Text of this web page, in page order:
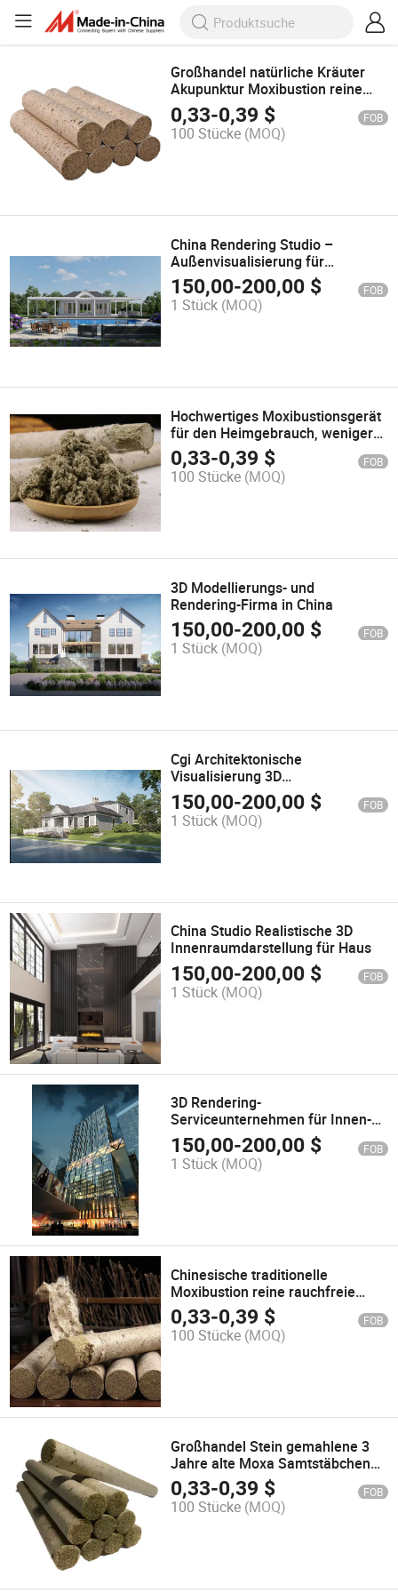
Großhandel natürliche Kräuter
Akupunktur Moxibustion reine
Moxastäbchen für
Moxabehandlung
0,33-0,39 $ FOB
100 Stücke (MOQ)
China Rendering Studio –
Außenvisualisierung für
Architekturbüros
150,00-200,00 $ FOB
1 Stück (MOQ)
Hochwertiges Moxibustionsgerät
für den Heimgebrauch, weniger
Rauch, Akupunktur-Moxakleber
für den Körper
0,33-0,39 $ FOB
100 Stücke (MOQ)
3D Modellierungs- und
Rendering-Firma in China
150,00-200,00 $ FOB
1 Stück (MOQ)
Cgi Architektonische
Visualisierung 3D
Produktdarstellung Studio
150,00-200,00 $ FOB
1 Stück (MOQ)
China Studio Realistische 3D
Innenraumdarstellung für Haus
150,00-200,00 $ FOB
1 Stück (MOQ)
3D Rendering-
Serviceunternehmen für Innen-
und Außenbereich von
Wohnhäusern 3D
Architektonisches
150,00-200,00 $ FOB
1 Stück (MOQ)
Chinesische traditionelle
Moxibustion reine rauchfreie
steingemahlene Moxastäbchen
für die Gesundheitsversorgung
0,33-0,39 $ FOB
100 Stücke (MOQ)
Großhandel Stein gemahlene 3
Jahre alte Moxa Samtstäbchen
für die Körper-
Moxibustionstherapie aromatisch
zur Auflösung von Feuchtigkeit
0,33-0,39 $ FOB
100 Stücke (MOQ)